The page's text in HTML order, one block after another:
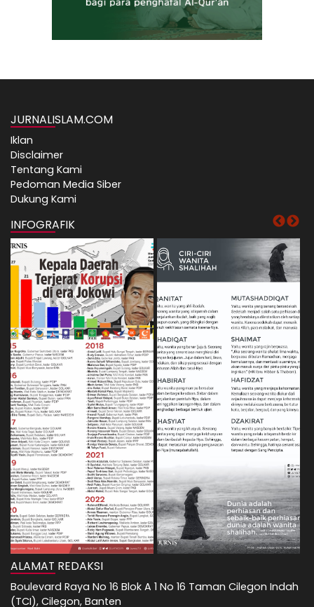
JURNALISLAM.COM
Iklan
Disclaimer
Tentang Kami
Pedoman Media Siber
Dukung Kami
INFOGRAFIK
ALAMAT REDAKSI
Boulevard Raya No 16 Blok A 1 No 16 Taman Cilegon Indah
(TCI), Cilegon, Banten